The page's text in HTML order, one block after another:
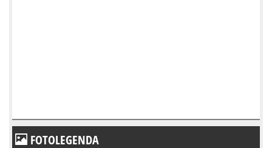
FOTOLEGENDA